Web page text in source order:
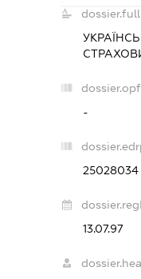
-
25028034
13.07.97